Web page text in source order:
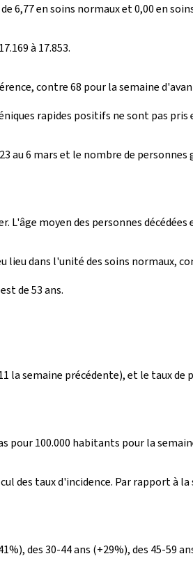
6,77 en soins normaux et 0,00 en
à 17.853.
contre 68 pour la semaine
rapides positifs ne sont pas
6 mars et le nombre de personnes
L'âge moyen des personnes décédées
dans l'unité des soins normaux,
de 53 ans.
la semaine précédente), et le taux
pour 100.000 habitants pour la
des taux d'incidence. Par rapport à
des 30-44 ans (+29%), des 45-59